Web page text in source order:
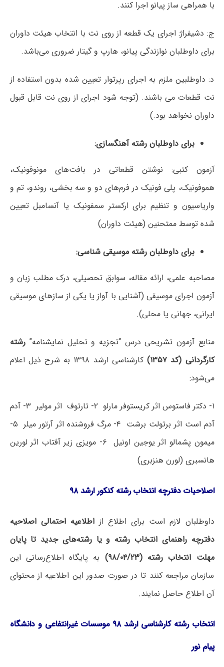
با همراهی ساز پیانو اجرا کنند.
ج: دشیفراژ: اجرای یک قطعه از روی نت با انتخاب هیئت داوران
برای داوطلبان نوازندگی پیانو، هارپ و گیتار ضروری می‌باشد.
د: داوطلبین ملزم به اجرای رپرتوار تعیین شده بدون استفاده از
نت قطعات می باشند. (توجه شود اجرای از روی نت قابل قبول
داوران نخواهد بود.)
برای داوطلبان رشته آهنگسازی:
آزمون کتبی: نوشتن قطعاتی در بافت‌های مونوفونیک،
هموفونیک، پلی فونیک در فرم‌های دو و سه بخشی، روندو، تم و
واریاسیون و تنظیم برای ارکستر سمفونیک یا آنسامبل تعیین
شده توسط ممتحنین (هیئت داوران)
برای داوطلبان رشته موسیقی شناسی:
مصاحبه‏ علمی، ارائه مقاله، سوابق تحصیلی، درک مطلب زبان و
آزمون اجرای موسیقی (آشنایی با آواز یا یکی از سازهای موسیقی
ایرانی، جهانی یا محلی).
منابع آزمون تشریحی درس “تجزیه و تحلیل نمایشنامه”رشته
کارگردانی (کد ۱۳۵۷
)
کارشناسی ارشد ۱۳۹۸ به شرح ذیل اعلام
می‌شود:
۱- دکتر فاستوس اثر کریستوفر مارلو ۲- تارتوف اثر مولیر ۳- آدم
آدم است اثر برتولت برشت ۴- مرگ فروشنده اثر آرتور میلر ۵-
میمون پشمالو اثر یوجین اونیل ۶- مویزی زیر آفتاب اثر لورین
هانسبری (لورن هنزبری)
اصلاحیات دفترچه انتخاب رشته کنکور ارشد ۹۸
داوطلبان لازم است برای اطلاع ازاطلاعیه احتمالی اصلاحیه
دفترچه راهنمای انتخاب رشته و یا رشته‌های جدید تا پایان
مهلت انتخاب رشته (۹۸/۰۴/۲۳
) به پایگاه اطلاع‌رسانی این
سازمان مراجعه کنند تا در صورت صدور این اطلاعیه از محتوای
آن اطلاع حاصل نمایند.
انتخاب رشته کارشناسی ارشد ۹۸ موسسات غیرانتفاعی و دانشگاه
پیام نور